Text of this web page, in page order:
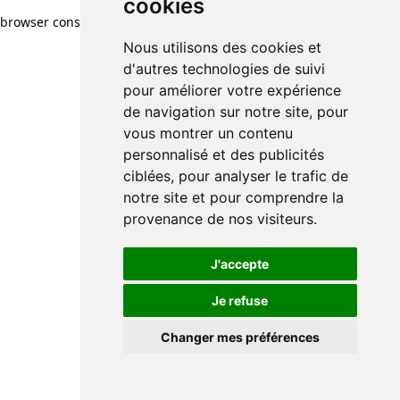
cookies
Nous utilisons des cookies et
d'autres technologies de suivi
pour améliorer votre expérience
de navigation sur notre site, pour
vous montrer un contenu
personnalisé et des publicités
ciblées, pour analyser le trafic de
notre site et pour comprendre la
provenance de nos visiteurs.
J'accepte
Je refuse
Changer mes préférences
browser console for more information)